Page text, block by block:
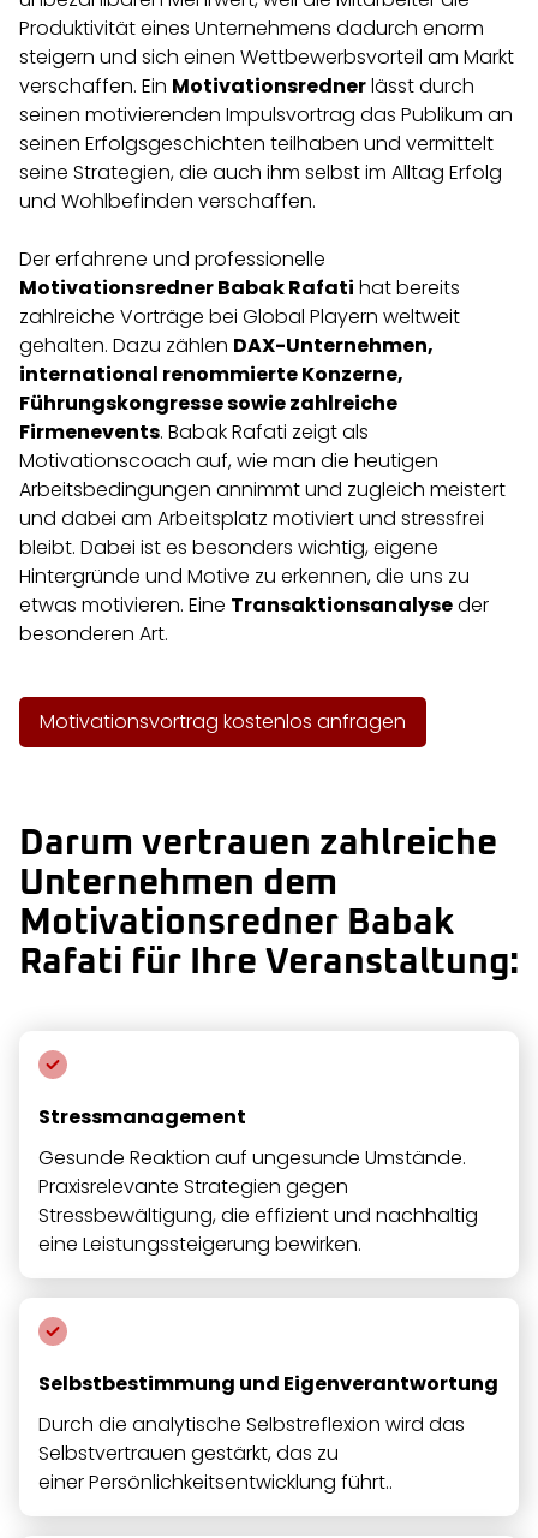
Produktivität eines Unternehmens dadurch enorm
steigern und sich einen Wettbewerbsvorteil am Markt
verschaffen. Ein Motivationsrednerlässt durch
seinen motivierenden Impulsvortrag das Publikum an
seinen Erfolgsgeschichten teilhaben und vermittelt
seine Strategien, die auch ihm selbst im Alltag Erfolg
und Wohlbefinden verschaffen.
Der erfahrene und professionelle
Motivationsredner Babak Rafati hat bereits
zahlreiche Vorträge bei Global Playern weltweit
gehalten. Dazu zählen DAX-Unternehmen,
international renommierte Konzerne,
Führungskongresse sowie zahlreiche
Firmenevents. Babak Rafati zeigt als
Motivationscoach auf, wie man die heutigen
Arbeitsbedingungen annimmt und zugleich meistert
und dabei am Arbeitsplatz motiviert und stressfrei
bleibt. Dabei ist es besonders wichtig, eigene
Hintergründe und Motive zu erkennen, die uns zu
etwas motivieren. Eine Transaktionsanalyseder
besonderen Art.
Motivationsvortrag kostenlos anfragen
Darum vertrauen zahlreiche
Unternehmen dem
Motivationsredner Babak
Rafati für Ihre Veranstaltung:
Stressmanagement
Gesunde Reaktion auf ungesunde Umstände.
Praxisrelevante Strategien gegen
Stressbewältigung, die effizient und nachhaltig
eine Leistungssteigerung bewirken.
Selbstbestimmung und Eigenverantwortung
Durch die analytische Selbstreflexion wird das
Selbstvertrauen gestärkt, das zu
einerPersönlichkeitsentwicklung führt..